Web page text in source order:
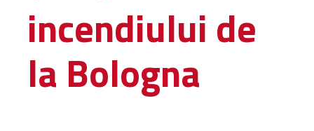
Monasteri,
chiese e
monumenti
Diaconie
incendiului de
la Bologna